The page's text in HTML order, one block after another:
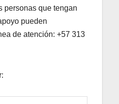
personas que tengan
pueden
de atención: +57 313